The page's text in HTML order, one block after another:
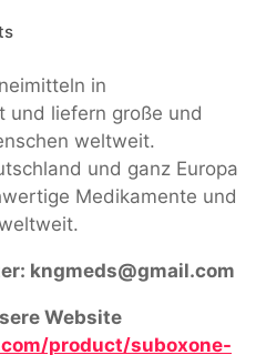
in
und liefern große und
weltweit.
und ganz Europa
Medikamente und
kngmeds@gmail.com
Website
product/suboxone-